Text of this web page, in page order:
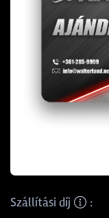
Szállítási díj :